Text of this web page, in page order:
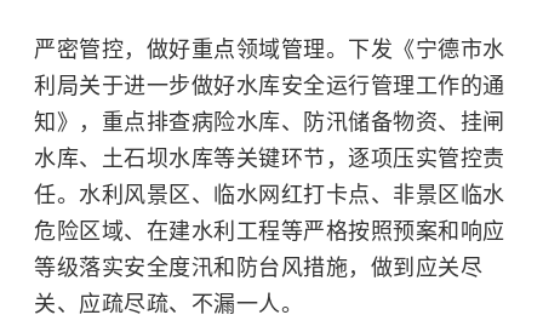
严密管控，做好重点领域管理。下发《宁德市水
利局关于进一步做好水库安全运行管理工作的通
知》，重点排查病险水库、防汛储备物资、挂闸
水库、土石坝水库等关键环节，逐项压实管控责
任。水利风景区、临水网红打卡点、非景区临水
危险区域、在建水利工程等严格按照预案和响应
等级落实安全度汛和防台风措施，做到应关尽
关、应疏尽疏、不漏一人。